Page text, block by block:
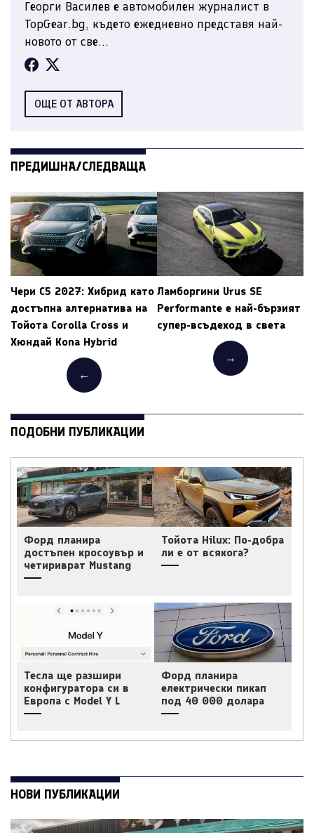
Георги Василев е автомобилен журналист в
TopGear.bg, където ежедневно представя най-
новото от све...
ОЩЕ ОТ АВТОРА
ПРЕДИШНА/СЛЕДВАЩА
Чери C5 2027: Хибрид като
достъпна алтернатива на
Тойота Corolla Cross и
Хюндай Kona Hybrid
←
Ламборгини Urus SE
Performante е най-бързият
супер-всъдеход в света
→
ПОДОБНИ ПУБЛИКАЦИИ
Форд планира
достъпен кросоувър и
четириврат Mustang
Тойота Hilux: По-добра
ли е от всякога?
Тесла ще разшири
конфигуратора си в
Европа с Model Y L
Форд планира
електрически пикап
под 40 000 долара
НОВИ ПУБЛИКАЦИИ